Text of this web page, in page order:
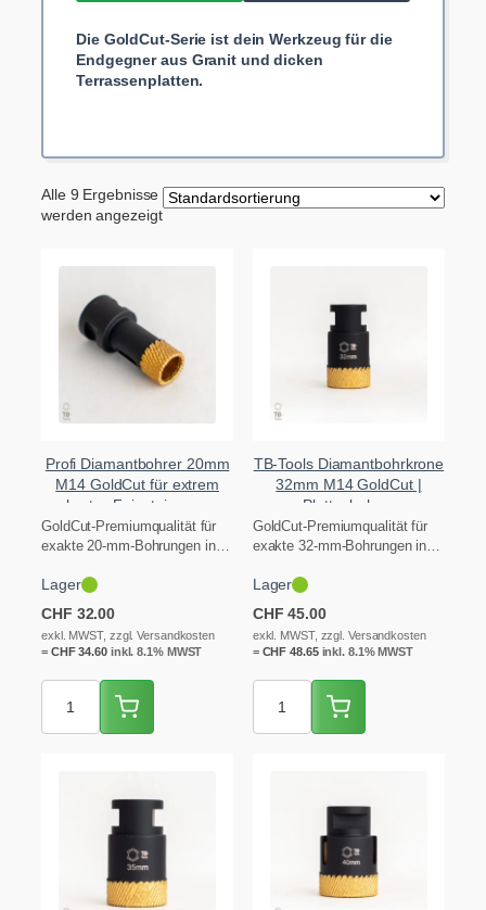
Die GoldCut-Serie ist dein Werkzeug für die
Endgegner aus Granit und dicken
Terrassenplatten.
Alle 9 Ergebnisse
werden angezeigt
Profi Diamantbohrer 20mm
M14 GoldCut für extrem
hartes Feinsteinzeug
GoldCut-Premiumqualität für
exakte 20-mm-Bohrungen in
Granit und Keramik – ideal
für…
Lager
CHF 32.00
exkl. MWST, zzgl. Versandkosten
= CHF34.60inkl. 8.1% MWST
TB-Tools Diamantbohrkrone
32mm M14 GoldCut |
Plattenbohrer
Trockenschnitt
GoldCut-Premiumqualität für
exakte 32-mm-Bohrungen in
Granit und Keramik – ideal
für…
Lager
CHF 45.00
exkl. MWST, zzgl. Versandkosten
= CHF 48.65inkl. 8.1% MWST